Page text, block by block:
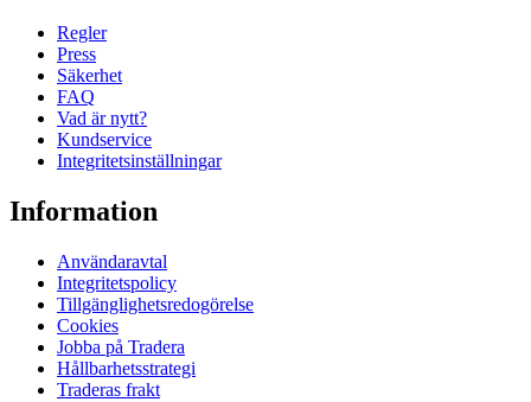
Regler
Press
Säkerhet
FAQ
Vad är nytt?
Kundservice
Integritetsinställningar
Information
Användaravtal
Integritetspolicy
Tillgänglighetsredogörelse
Cookies
Jobba på Tradera
Hållbarhetsstrategi
Traderas frakt